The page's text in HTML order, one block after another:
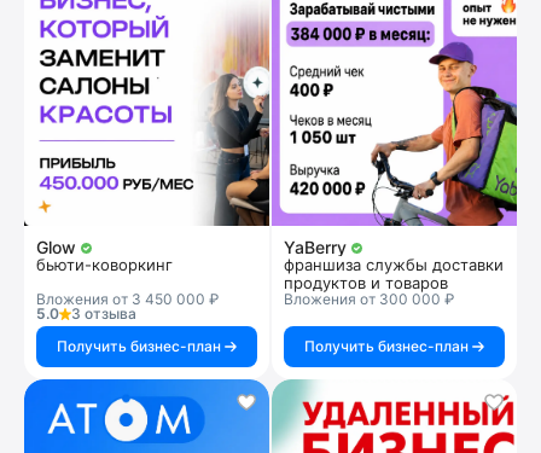
Glow
бьюти-коворкинг
Вложения от 3 450 000 ₽
5.0
3 отзыва
Получить бизнес-план
YaBerry
франшиза службы доставки
продуктов и товаров
Вложения от 300 000 ₽
Получить бизнес-план